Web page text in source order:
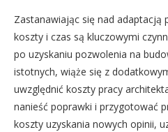
Zastanawiając się nad
koszty i czas są kluczowymi
po uzyskaniu pozwolenia na
istotnych, wiąże się z
uwzględnić koszty pracy
nanieść poprawki i przygotować
koszty uzyskania nowych opinii,